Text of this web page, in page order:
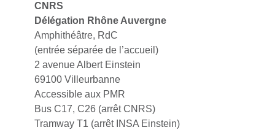
CNRS
Délégation Rhône Auvergne
Amphithéâtre, RdC
(entrée séparée de l’accueil)
2 avenue Albert Einstein
69100 Villeurbanne
Accessible aux PMR
Bus C17, C26 (arrêt CNRS)
Tramway T1 (arrêt INSA Einstein)